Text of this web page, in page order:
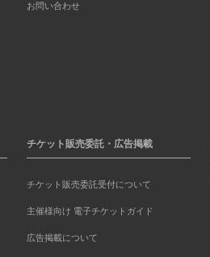
お問い合わせ
チケット販売委託・広告掲載
チケット販売委託受付について
主催様向け 電子チケットガイド
広告掲載について